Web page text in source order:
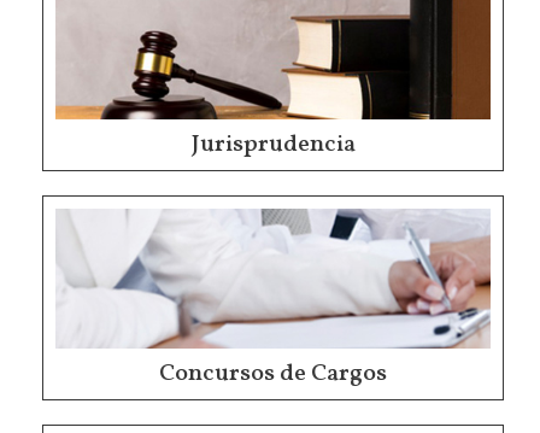
Jurisprudencia
Concursos de Cargos